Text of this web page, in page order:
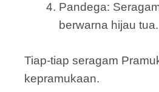
Pandega:
berwarna hijau
Tiap-tiap seragam
kepramukaan.